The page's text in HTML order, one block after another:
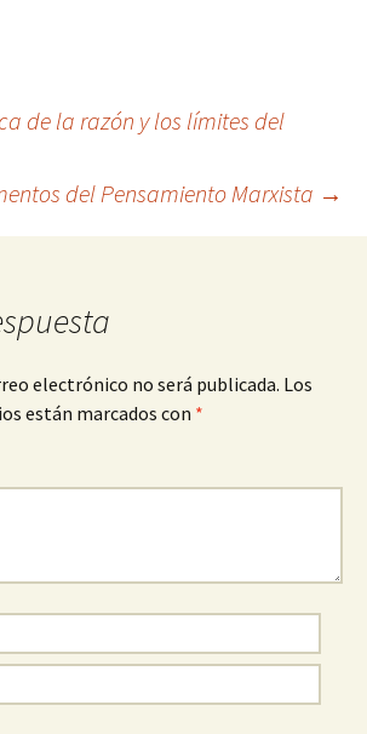
de la razón y los límites del
del Pensamiento Marxista →
electrónico no será publicada. Los
están marcados con *